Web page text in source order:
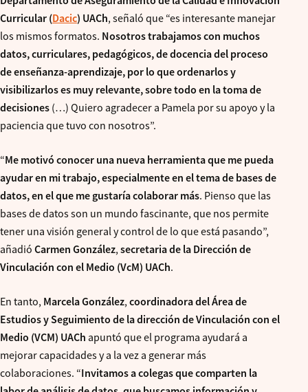
Curricular (Dacic) UACh, señaló que “es interesante manejar
los mismos formatos. Nosotros trabajamos con muchos
datos, curriculares, pedagógicos, de docencia del proceso
de enseñanza-aprendizaje, por lo que ordenarlos y
visibilizarlos es muy relevante, sobre todo en la toma de
decisiones (…) Quiero agradecer a Pamela por su apoyo y la
paciencia que tuvo con nosotros”.
“Me motivó conocer una nueva herramienta que me pueda
ayudar en mi trabajo, especialmente en el tema de bases de
datos, en el que me gustaría colaborar más. Pienso que las
bases de datos son un mundo fascinante, que nos permite
tener una visión general y control de lo que está pasando”,
añadió Carmen González, secretaria de la Dirección de
Vinculación con el Medio (VcM) UACh.
En tanto, Marcela González, coordinadora del Área de
Estudios y Seguimiento de la dirección de Vinculación con el
Medio (VCM) UACh apuntó que el programa ayudará a
mejorar capacidades y a la vez a generar más
colaboraciones. “Invitamos a colegas que comparten la